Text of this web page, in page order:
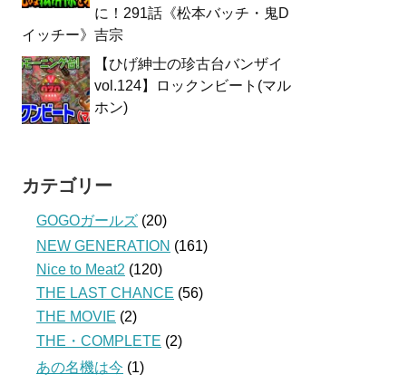
に！291話《松本バッチ・鬼D
イッチー》吉宗
【ひげ紳士の珍古台バンザイ
vol.124】ロックンビート(マル
ホン)
カテゴリー
GOGOガールズ (20)
NEW GENERATION (161)
Nice to Meat2 (120)
THE LAST CHANCE (56)
THE MOVIE (2)
THE・COMPLETE (2)
あの名機は今 (1)